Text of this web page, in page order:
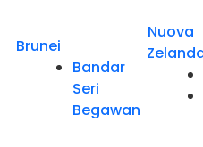
Brunei
Bandar
Seri
Begawan
Nuova